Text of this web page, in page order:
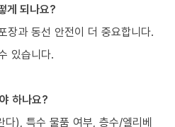
게 되나요?
장과 동선 안전이 더 중요합니다.
있습니다.
하나요?
), 특수 물품 여부, 층수/엘리베